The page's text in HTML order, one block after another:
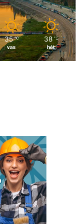
35 ℃
vas
38 ℃
hét